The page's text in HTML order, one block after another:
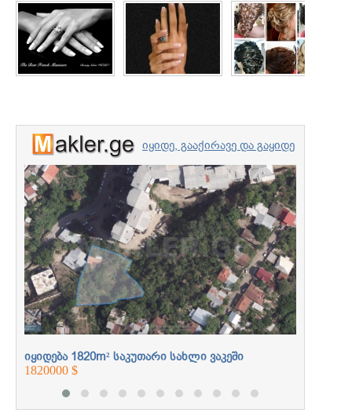
იყიდე, გააქირავე და გაყიდე
უძრავი ქონება
პროფესიონალებთან
ერთად
იყიდება 1820m² საკუთარი სახლი ვაკეში
1820000 $